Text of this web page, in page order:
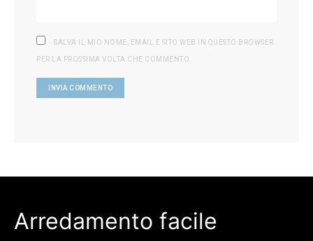
SALVA IL MIO NOME, EMAIL E SITO WEB IN QUESTO BROWSER
PER LA PROSSIMA VOLTA CHE COMMENTO.
Arredamento facile